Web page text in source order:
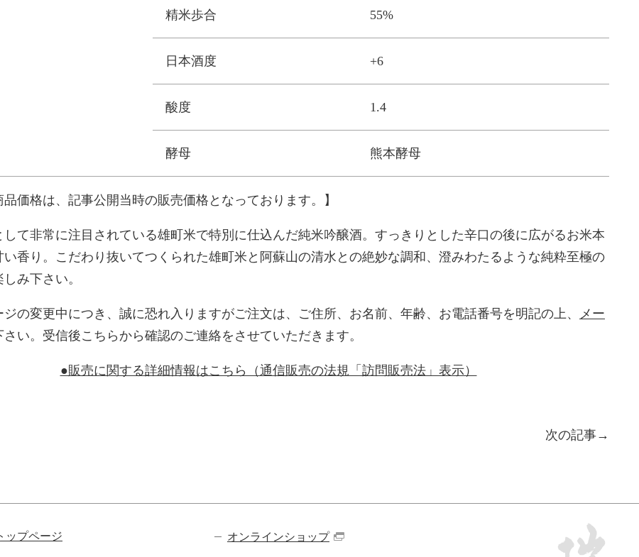
精米歩合 55%
日本酒度 +6
酸度 1.4
酵母 熊本酵母
品価格は、記事公開当時の販売価格となっております。】
して非常に注目されている雄町米で特別に仕込んだ純米吟醸酒。すっきりとした辛口の後に広がるお米本
い香り。こだわり抜いてつくられた雄町米と阿蘇山の清水との絶妙な調和、澄みわたるような純粋至極の
み下さい。
の変更中につき、誠に恐れ入りますがご注文は、ご住所、お名前、年齢、お電話番号を明記の上、 メー
さい。受信後こちらから確認のご連絡をさせていただきます。
●販売に関する詳細情報はこちら（通信販売の法規「訪問販売法」表示）
ゲーション 次の記事
ップページ オンラインショップ